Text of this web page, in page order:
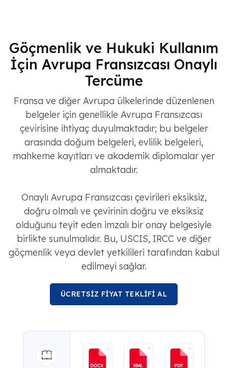
Göçmenlik ve Hukuki Kullanım
İçin Avrupa Fransızcası Onaylı
Tercüme
Fransa ve diğer Avrupa ülkelerinde düzenlenen
belgeler için genellikle Avrupa Fransızcası
çevirisine ihtiyaç duyulmaktadır; bu belgeler
arasında doğum belgeleri, evlilik belgeleri,
mahkeme kayıtları ve akademik diplomalar yer
almaktadır.
Onaylı Avrupa Fransızcası çevirileri eksiksiz,
doğru olmalı ve çevirinin doğru ve eksiksiz
olduğunu teyit eden imzalı bir onay belgesiyle
birlikte sunulmalıdır. Bu, USCIS, IRCC ve diğer
göçmenlik veya devlet yetkilileri tarafından kabul
edilmeyi sağlar.
ÜCRETSİZ FİYAT TEKLİFİ AL